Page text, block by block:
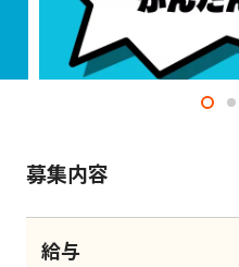
募集内容
給与